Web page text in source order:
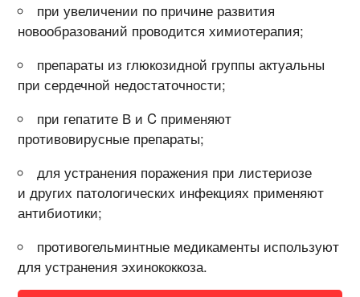
при увеличении по причине развития
новообразований проводится химиотерапия;
препараты из глюкозидной группы актуальны
при сердечной недостаточности;
при гепатите В и C применяют
противовирусные препараты;
для устранения поражения при листериозе
и других патологических инфекциях применяют
антибиотики;
противогельминтные медикаменты используют
для устранения эхинококкоза.